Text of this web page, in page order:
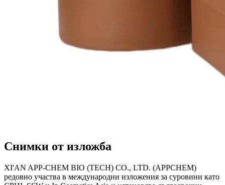
Снимки от изложба
XI'AN APP-CHEM BIO (TECH) CO., LTD. (APPCHEM)
редовно участва в международни изложения за суровини като